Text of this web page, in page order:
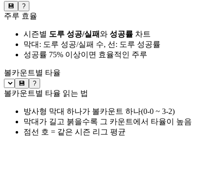
💾 ?
주루 효율
시즌별 도루 성공/실패와 성공률 차트
막대: 도루 성공/실패 수, 선: 도루 성공률
성공률 75% 이상이면 효율적인 주루
볼카운트별 타율
💾 ?
볼카운트별 타율 읽는 법
방사형 막대 하나가 볼카운트 하나(0-0 ~ 3-2)
막대가 길고 붉을수록 그 카운트에서 타율이 높음
점선 호 = 같은 시즌 리그 평균